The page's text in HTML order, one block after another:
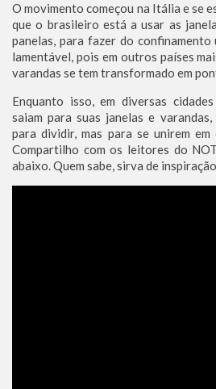
O movimento começou na Itália e se
que o brasileiro está a usar as
panelas, para fazer do confinamento
lamentável, pois em outros países
varandas se tem transformado em
Enquanto isso, em diversas
saiam para suas janelas e
para dividir, mas para se unirem em
Compartilho com os leitores do
abaixo. Quem sabe, sirva de